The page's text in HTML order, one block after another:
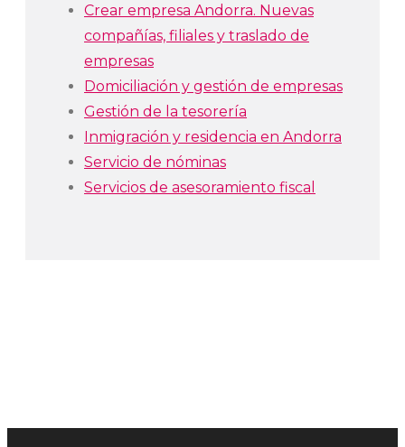
Crear empresa Andorra. Nuevas
compañías, filiales y traslado de
empresas
Domiciliación y gestión de empresas
Gestión de la tesorería
Inmigración y residencia en Andorra
Servicio de nóminas
Servicios de asesoramiento fiscal